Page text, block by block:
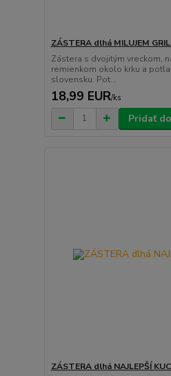
ZÁSTERA dlhá MILUJEM
Zástera s dvojitým vreckom,
remienkom okolo krku a
slovensku. Pot...
18,99 EUR/ks
Pridať
ZÁSTERA dlhá NAJLEPŠÍ